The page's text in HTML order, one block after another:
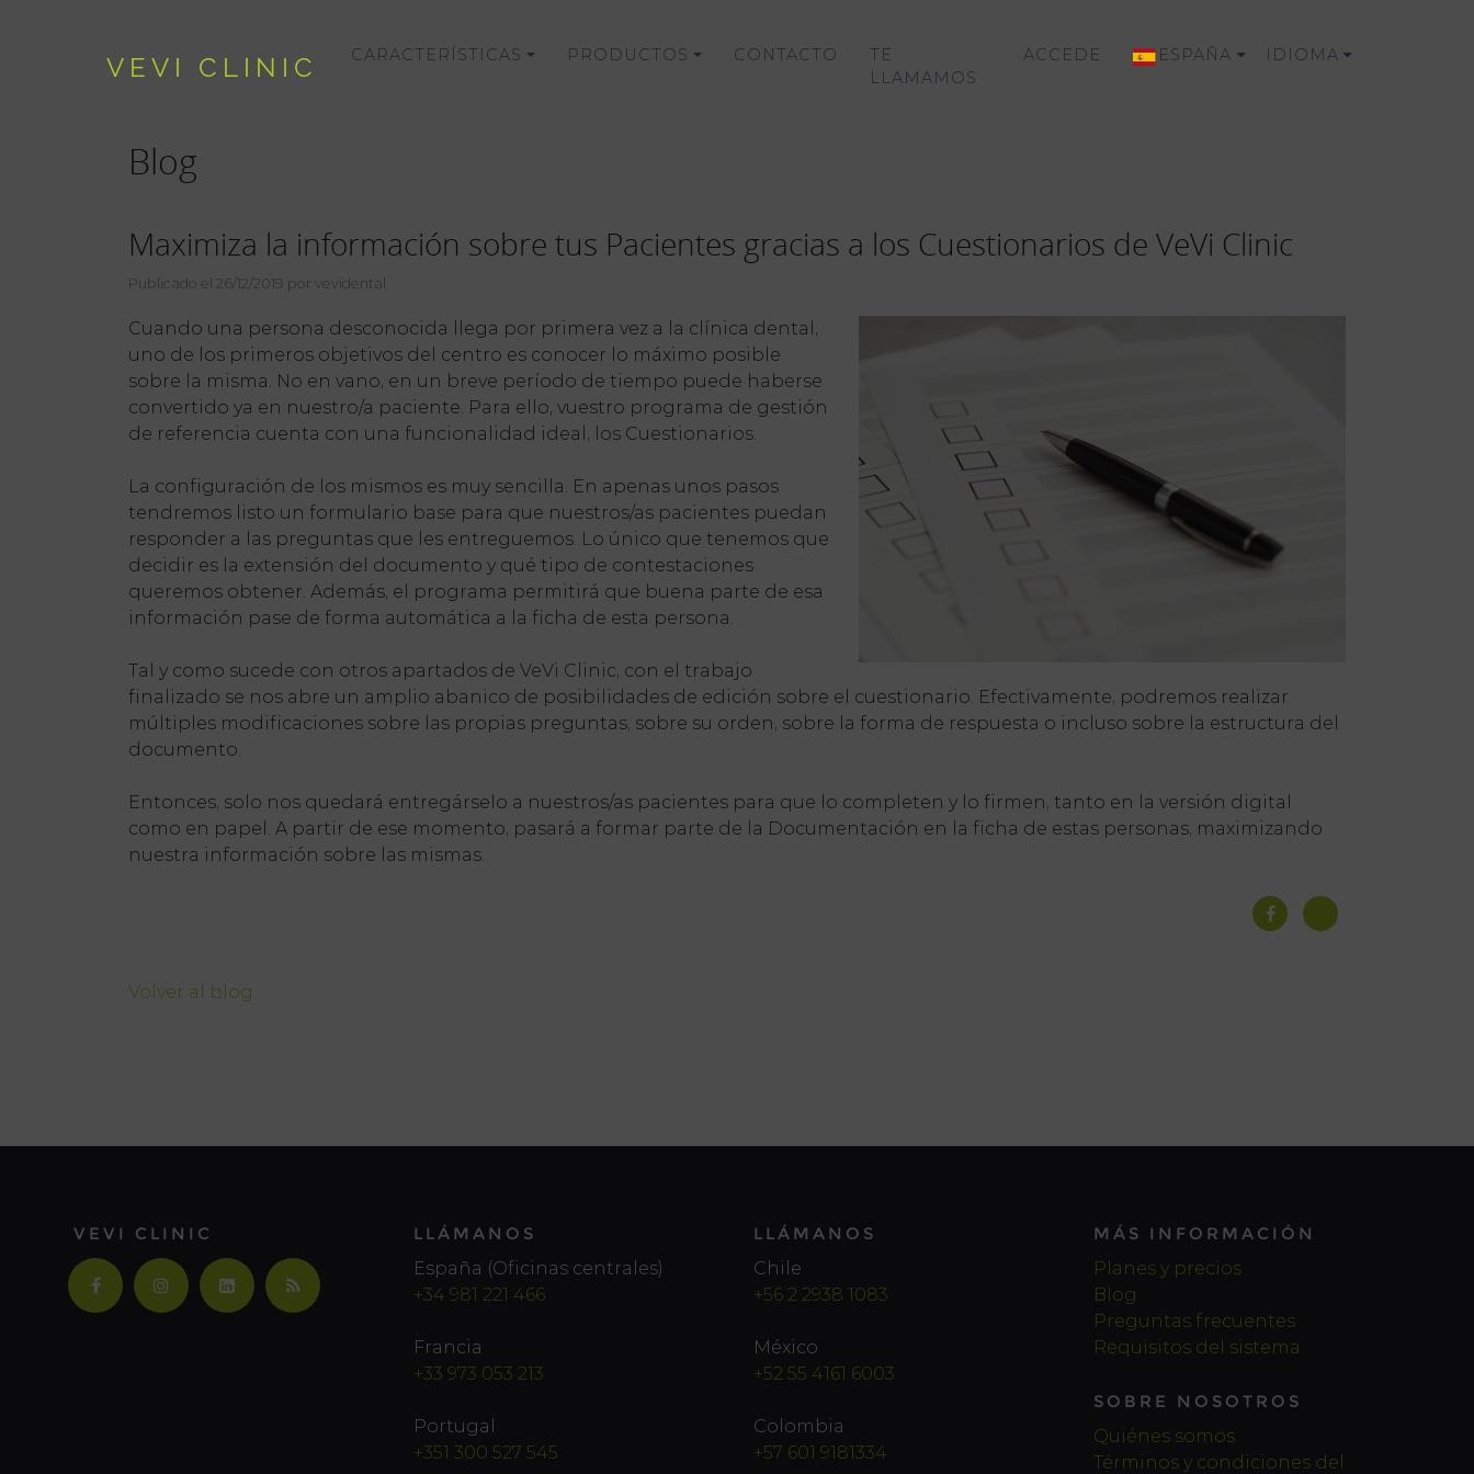
VEVI CLINIC CARACTERÍSTICAS PRODUCTOS CONTACTO
TE
LLAMAMOS
ACCEDE ESPAÑA IDIOMA
Blog
Maximiza la información sobre tus Pacientes gracias a los Cuestionarios de VeVi Clinic
Publicado el 26/12/2019 por vevidental
Cuando una persona desconocida llega por primera vez a la clínica dental,
uno de los primeros objetivos del centro es conocer lo máximo posible
sobre la misma. No en vano, en un breve período de tiempo puede haberse
convertido ya en nuestro/a paciente. Para ello, vuestro programa de gestión
de referencia cuenta con una funcionalidad ideal, los Cuestionarios.
La configuración de los mismos es muy sencilla. En apenas unos pasos
tendremos listo un formulario base para que nuestros/as pacientes puedan
responder a las preguntas que les entreguemos. Lo único que tenemos que
decidir es la extensión del documento y qué tipo de contestaciones
queremos obtener. Además, el programa permitirá que buena parte de esa
información pase de forma automática a la ficha de esta persona.
Tal y como sucede con otros apartados de VeVi Clinic, con el trabajo
finalizado se nos abre un amplio abanico de posibilidades de edición sobre el cuestionario. Efectivamente, podremos realizar
múltiples modificaciones sobre las propias preguntas, sobre su orden, sobre la forma de respuesta o incluso sobre la estructura del
documento.
Entonces, solo nos quedará entregárselo a nuestros/as pacientes para que lo completen y lo firmen, tanto en la versión digital
como en papel. A partir de ese momento, pasará a formar parte de la Documentación en la ficha de estas personas, maximizando
nuestra información sobre las mismas.
Volver al blog
VEVI CLINIC
LLÁMANOS
España (Oficinas centrales)
+34 981 221 466
Francia
+33 973 053 213
Portugal
+351 300 527 545
LLÁMANOS
Chile
+56 2 2938 1083
México
+52 55 4161 6003
Colombia
+57 601 9181334
MÁS INFORMACIÓN
Planes y precios
Blog
Preguntas frecuentes
Requisitos del sistema
SOBRE NOSOTROS
Quiénes somos
Términos y condiciones del